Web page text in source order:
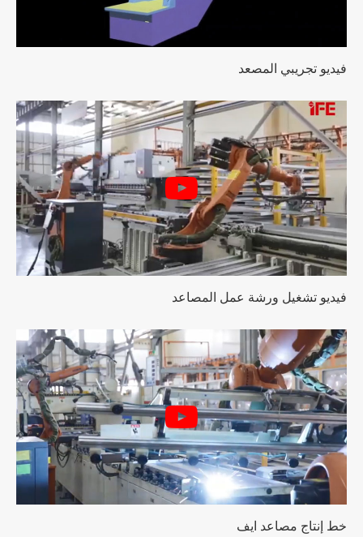
فيديو تجريبي المصعد
فيديو تشغيل ورشة عمل المصاعد
خط إنتاج مصاعد ايف